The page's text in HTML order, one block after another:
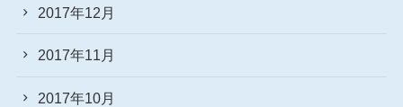
2017年12月
2017年11月
2017年10月